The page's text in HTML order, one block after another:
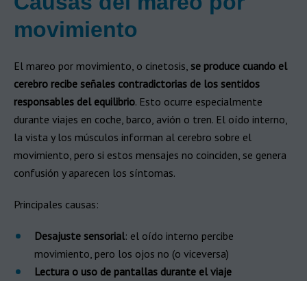
movimiento​
El mareo por movimiento, o cinetosis, se produce cuando el
cerebro recibe señales contradictorias de los sentidos
responsables del equilibrio. Esto ocurre especialmente
durante viajes en coche, barco, avión o tren. El oído interno,
la vista y los músculos informan al cerebro sobre el
movimiento, pero si estos mensajes no coinciden, se genera
confusión y aparecen los síntomas.
Principales causas:
Desajuste sensorial: el oído interno percibe
movimiento, pero los ojos no (o viceversa)
Lectura o uso de pantallas durante el viaje